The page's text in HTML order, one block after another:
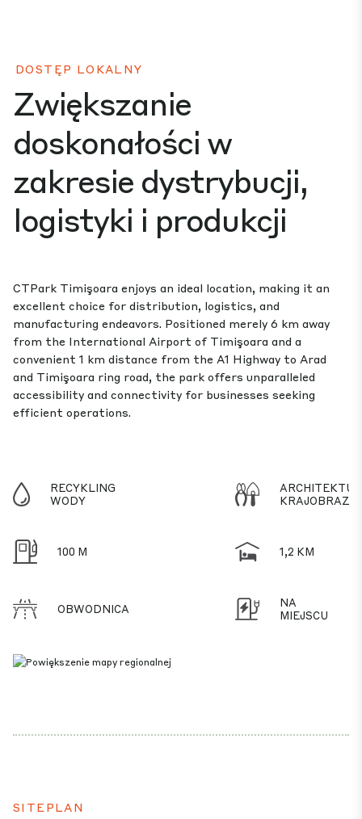
DOSTĘP LOKALNY
Zwiększanie
doskonałości w
zakresie dystrybucji,
logistyki i produkcji
CTPark Timişoara enjoys an ideal location, making it an
excellent choice for distribution, logistics, and
manufacturing endeavors. Positioned merely 6 km away
from the International Airport of Timişoara and a
convenient 1 km distance from the A1 Highway to Arad
and Timişoara ring road, the park offers unparalleled
accessibility and connectivity for businesses seeking
efficient operations.
RECYKLING
WODY
KRAJOBRAZU
100 M 1,2 KM
OBWODNICA
NA
MIEJSCU
SITEPLAN